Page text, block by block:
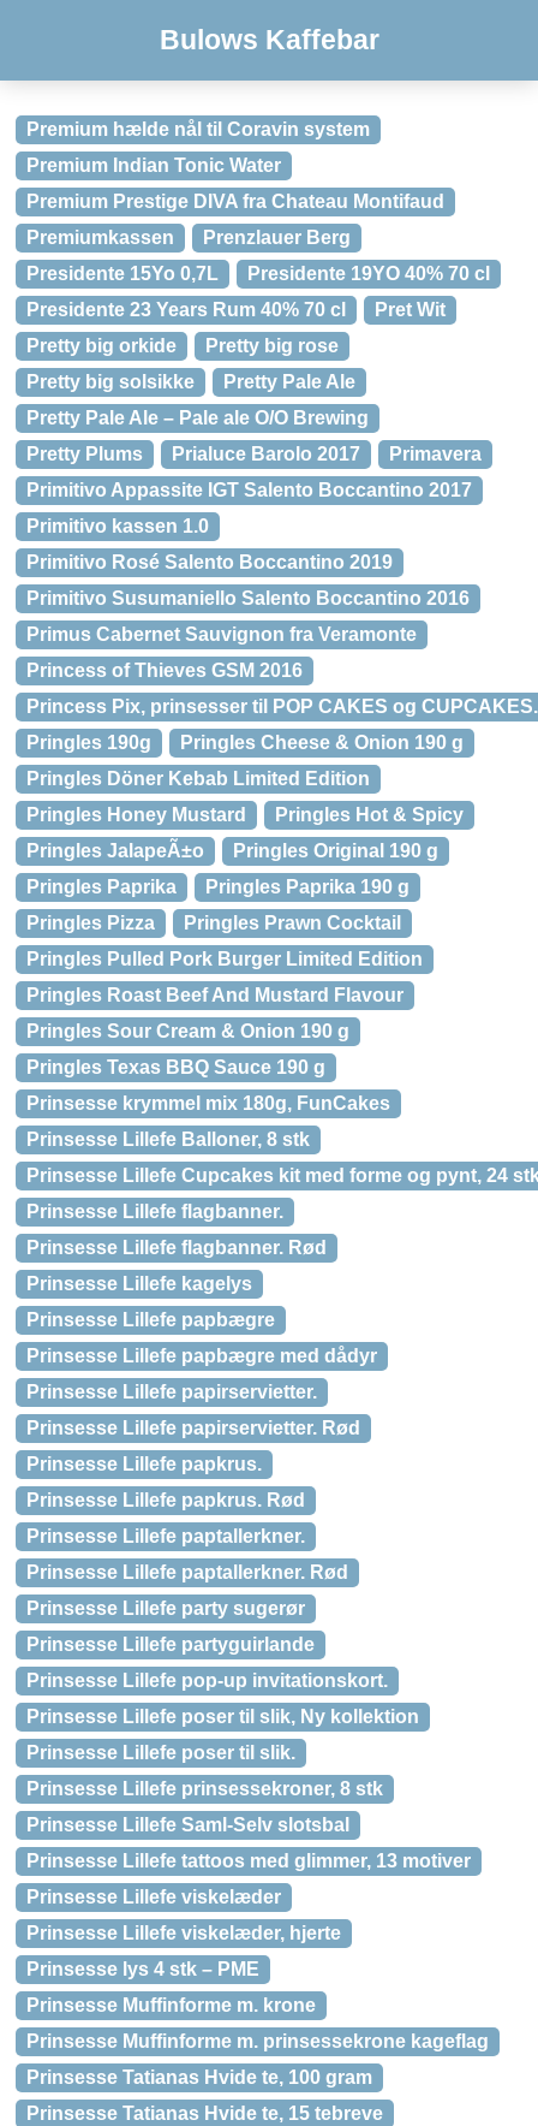
Bulows Kaffebar
Premium hælde nål til Coravin system
Premium Indian Tonic Water
Premium Prestige DIVA fra Chateau Montifaud
Premiumkassen
Prenzlauer Berg
Presidente 15Yo 0,7L
Presidente 19YO 40% 70 cl
Presidente 23 Years Rum 40% 70 cl
Pret Wit
Pretty big orkide
Pretty big rose
Pretty big solsikke
Pretty Pale Ale
Pretty Pale Ale – Pale ale O/O Brewing
Pretty Plums
Prialuce Barolo 2017
Primavera
Primitivo Appassite IGT Salento Boccantino 2017
Primitivo kassen 1.0
Primitivo Rosé Salento Boccantino 2019
Primitivo Susumaniello Salento Boccantino 2016
Primus Cabernet Sauvignon fra Veramonte
Princess of Thieves GSM 2016
Princess Pix, prinsesser til POP CAKES og
Pringles 190g
Pringles Cheese & Onion 190 g
Pringles Döner Kebab Limited Edition
Pringles Honey Mustard
Pringles Hot & Spicy
Pringles JalapeÃ±o
Pringles Original 190 g
Pringles Paprika
Pringles Paprika 190 g
Pringles Pizza
Pringles Prawn Cocktail
Pringles Pulled Pork Burger Limited Edition
Pringles Roast Beef And Mustard Flavour
Pringles Sour Cream & Onion 190 g
Pringles Texas BBQ Sauce 190 g
Prinsesse krymmel mix 180g, FunCakes
Prinsesse Lillefe Balloner, 8 stk
Prinsesse Lillefe Cupcakes kit med forme og pynt, 24
Prinsesse Lillefe flagbanner.
Prinsesse Lillefe flagbanner. Rød
Prinsesse Lillefe kagelys
Prinsesse Lillefe papbægre
Prinsesse Lillefe papbægre med dådyr
Prinsesse Lillefe papirservietter.
Prinsesse Lillefe papirservietter. Rød
Prinsesse Lillefe papkrus.
Prinsesse Lillefe papkrus. Rød
Prinsesse Lillefe paptallerkner.
Prinsesse Lillefe paptallerkner. Rød
Prinsesse Lillefe party sugerør
Prinsesse Lillefe partyguirlande
Prinsesse Lillefe pop-up invitationskort.
Prinsesse Lillefe poser til slik, Ny kollektion
Prinsesse Lillefe poser til slik.
Prinsesse Lillefe prinsessekroner, 8 stk
Prinsesse Lillefe Saml-Selv slotsbal
Prinsesse Lillefe tattoos med glimmer, 13 motiver
Prinsesse Lillefe viskelæder
Prinsesse Lillefe viskelæder, hjerte
Prinsesse lys 4 stk – PME
Prinsesse Muffinforme m. krone
Prinsesse Muffinforme m. prinsessekrone kageflag
Prinsesse Tatianas Hvide te, 100 gram
Prinsesse Tatianas Hvide te, 15 tebreve